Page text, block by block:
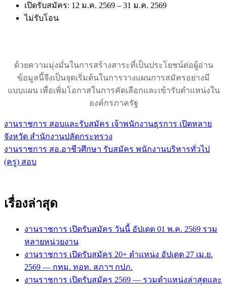
เปิดรับสมัคร: 12 ม.ค. 2569 – 31 ม.ค. 2569
ไม่รับโอน
ด้วยความมุ่งมั่นในการสร้างสาระที่เป็นประโยชน์ต่อผู้อ่าน
ข้อมูลนี้จึงเป็นจุดเริ่มต้นในการวางแผนการสมัครอย่างมี
แบบแผน เพื่อเพิ่มโอกาสในการคัดเลือกและเข้ารับตำแหน่งใน
องค์กรภาครัฐ
แนะแนว
เรื่อง
งานราชการ สอบและรับสมัคร เจ้าพนักงานธุรการ เปิดหลาย
จังหวัด สำนักงานปลัดกระทรวง
งานราชการ สอ.อาชีวศึกษา รับสมัคร พนักงานบริหารทั่วไป
(ครู) สอบ
เรื่องล่าสุด
งานราชการ เปิดรับสมัคร วันนี้ อัปเดต 01 พ.ค. 2569 รวม
หลายหน่วยงาน
งานราชการ เปิดรับสมัคร 20+ ตำแหน่ง อัปเดต 27 เม.ย.
2569 — กทม. ทอท. สภาฯ กปภ.
งานราชการ เปิดรับสมัคร 2569 — รวมตำแหน่งล่าสุดและ